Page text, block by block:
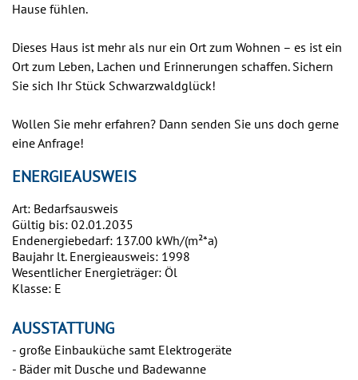
Hause fühlen.
Dieses Haus ist mehr als nur ein Ort zum Wohnen – es ist ein
Ort zum Leben, Lachen und Erinnerungen schaffen. Sichern
Sie sich Ihr Stück Schwarzwaldglück!
Wollen Sie mehr erfahren? Dann senden Sie uns doch gerne
eine Anfrage!
ENERGIEAUSWEIS
Art: Bedarfsausweis
Gültig bis: 02.01.2035
Endenergiebedarf: 137.00 kWh/(m²*a)
Baujahr lt. Energieausweis: 1998
Wesentlicher Energieträger: Öl
Klasse: E
AUSSTATTUNG
- große Einbauküche samt Elektrogeräte
- Bäder mit Dusche und Badewanne